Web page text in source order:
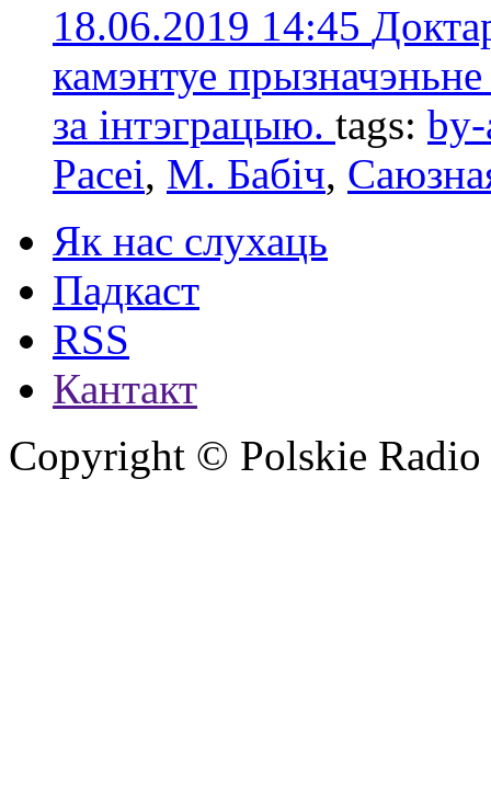
18.06.2019 14:45
камэнтуе
за інтэграцыю. tags:
Расеі, М. Бабіч,
Як нас слухаць
Падкаст
RSS
Кантакт
Copyright © Polskie